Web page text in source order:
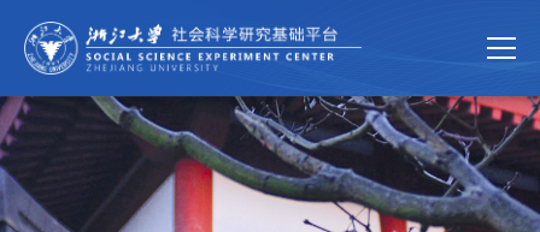
首页
关于我们
平台简介
组织机构
规章制度
新闻动态